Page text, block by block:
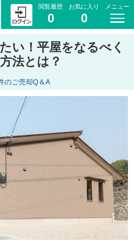
閲覧履歴
0
お気に入り
0
メニュー
い！平屋をなるべく
法とは？
のご売却Q＆A